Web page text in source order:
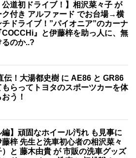
公道初ドライブ！】相沢菜々子 が
ク付き アルファード でお台場→横
ドライブ！”パイオニア”のカーナ
COCCHi』と伊藤梓を助っ人に、無
のか..?
伝！大湯都史樹 に AE86 と GR86
もらってトヨタのスポーツカーを体
う！
編】頑固なホイール汚れ も見事に
梓 先生と洗車初心者の相沢菜々
と 藤木由貴 が 市販の洗車グッズ